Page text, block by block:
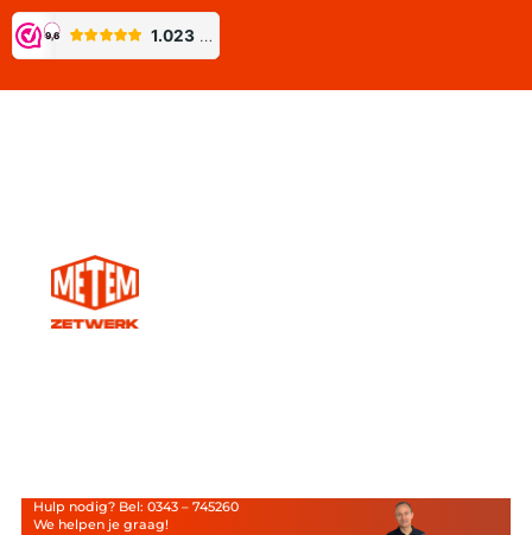
Hulp nodig? Bel: 0343 – 745260
We helpen je graag!